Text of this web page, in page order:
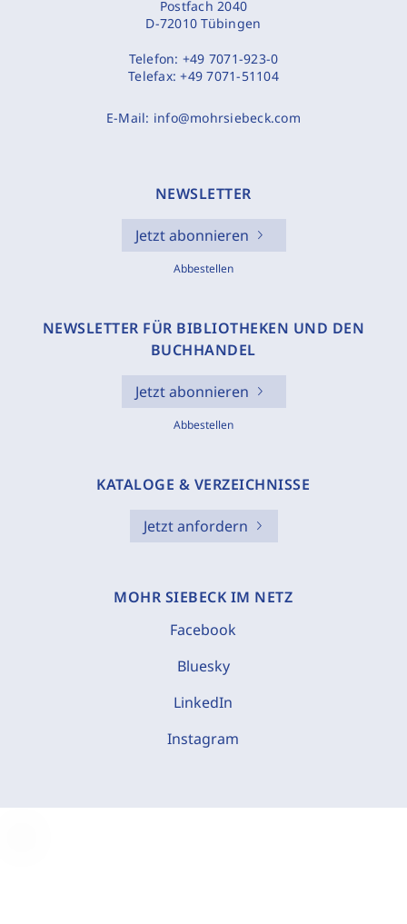
Postfach 2040
D-72010 Tübingen
Telefon: +49 7071-923-0
Telefax:+49 7071-51104
E-Mail: info@mohrsiebeck.com
NEWSLETTER
Jetzt abonnieren
Abbestellen
NEWSLETTER FÜR BIBLIOTHEKEN UND DEN
BUCHHANDEL
Jetzt abonnieren
Abbestellen
KATALOGE & VERZEICHNISSE
Jetzt anfordern
MOHR SIEBECK IM NETZ
Facebook
Bluesky
LinkedIn
Instagram